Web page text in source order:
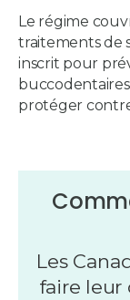
Le régime
traitements de
inscrit pour
protéger
Les
faire leur